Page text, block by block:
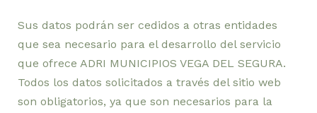
Sus datos podrán ser cedidos a otras entidades
que sea necesario para el desarrollo del servicio
que ofrece ADRI MUNICIPIOS VEGA DEL SEGURA.
Todos los datos solicitados a través del sitio web
son obligatorios, ya que son necesarios para la